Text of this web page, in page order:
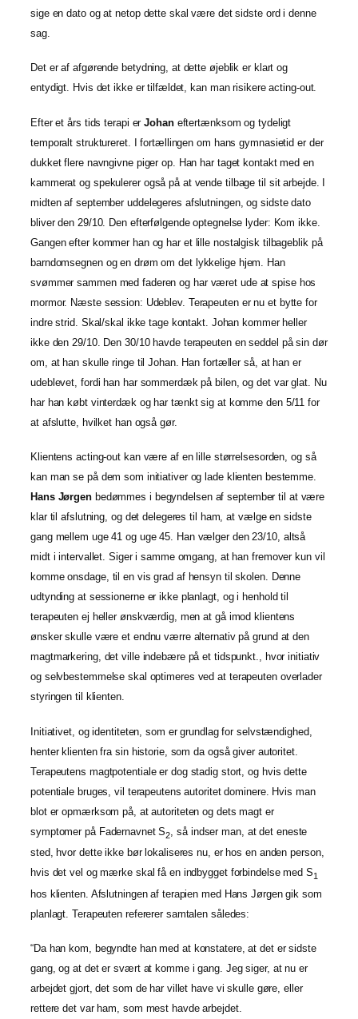
sige en dato og at netop dette skal være det sidste ord i denne
sag.
Det er af afgørende betydning, at dette øjeblik er klart og
entydigt. Hvis det ikke er tilfældet, kan man risikere acting-out.
Efter et års tids terapi erJohaneftertænksom og tydeligt
temporalt struktureret. I fortællingen om hans gymnasietid er der
dukket flere navngivne piger op. Han har taget kontakt med en
kammerat og spekulerer også på at vende tilbage til sit arbejde. I
midten af september uddelegeres afslutningen, og sidste dato
bliver den 29/10. Den efterfølgende optegnelse lyder: Kom ikke.
Gangen efter kommer han og har et lille nostalgisk tilbageblik på
barndomsegnen og en drøm om det lykkelige hjem. Han
svømmer sammen med faderen og har været ude at spise hos
mormor. Næste session: Udeblev. Terapeuten er nu et bytte for
indre strid. Skal/skal ikke tage kontakt. Johan kommer heller
ikke den 29/10. Den 30/10 havde terapeuten en seddel på sin dør
om, at han skulle ringe til Johan. Han fortæller så, at han er
udeblevet, fordi han har sommerdæk på bilen, og det var glat. Nu
har han købt vinterdæk og har tænkt sig at komme den 5/11 for
at afslutte, hvilket han også gør.
Klientens acting-out kan være af en lille størrelsesorden, og så
kan man se på dem som initiativer og lade klienten bestemme.
Hans Jørgenbedømmes i begyndelsen af september til at være
klar til afslutning, og det delegeres til ham, at vælge en sidste
gang mellem uge 41 og uge 45. Han vælger den 23/10, altså
midt i intervallet. Siger i samme omgang, at han fremover kun vil
komme onsdage, til en vis grad af hensyn til skolen. Denne
udtynding at sessionerne er ikke planlagt, og i henhold til
terapeuten ej heller ønskværdig, men at gå imod klientens
ønsker skulle være et endnu værre alternativ på grund at den
magtmarkering, det ville indebære på et tidspunkt., hvor initiativ
og selvbestemmelse skal optimeres ved at terapeuten overlader
styringen til klienten.
Initiativet, og identiteten, som er grundlag for selvstændighed,
henter klienten fra sin historie, som da også giver autoritet.
Terapeutens magtpotentiale er dog stadig stort, og hvis dette
potentiale bruges, vil terapeutens autoritet dominere. Hvis man
blot er opmærksom på, at autoriteten og dets magt er
symptomer på Fadernavnet S2
, så indser man, at det eneste
sted, hvor dette ikke bør lokaliseres nu, er hos en anden person,
hvis det vel og mærke skal få en indbygget forbindelse med S1
hos klienten. Afslutningen af terapien med Hans Jørgen gik som
planlagt. Terapeuten refererer samtalen således:
“Da han kom, begyndte han med at konstatere, at det er sidste
gang, og at det er svært at komme i gang. Jeg siger, at nu er
arbejdet gjort, det som de har villet have vi skulle gøre, eller
rettere det var ham, som mest havde arbejdet.